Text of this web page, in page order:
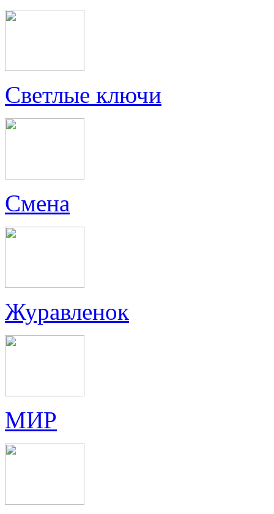
Светлые ключи
Смена
Журавленок
МИР